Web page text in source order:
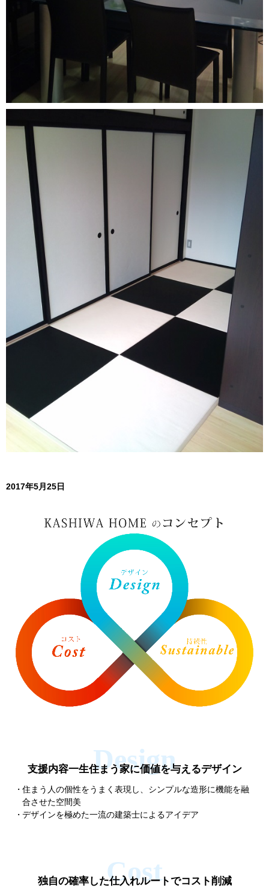
2017年5月25日
支援内容一生住まう家に価値を与えるデザイン
住まう人の個性をうまく表現し、シンプルな造形に機能を融
合させた空間美
デザインを極めた一流の建築士によるアイデア
独自の確率した仕入れルートでコスト削減